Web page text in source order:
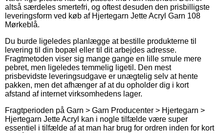
altså særdeles smertefri, og oftest desuden den prisbilligste
leveringsform ved køb af Hjertegarn Jette Acryl Garn 108
Mørkeblå.
Du burde ligeledes planlægge at bestille produkterne til
levering til din bopæl eller til dit arbejdes adresse.
Fragtmetoden viser sig mange gange en lille smule mere
pebret, men ligeledes temmelig ligetil. Den mest
prisbevidste leveringsudgave er unægtelig selv at hente
pakken, men det afhænger af at du opholder dig i kort
afstand af internet virksomhedens lager.
Fragtperioden på Garn > Garn Producenter > Hjertegarn >
Hjertegarn Jette Acryl kan i nogle tilfælde være super
essentiel i tilfælde af at man har brug for ordren inden for kort